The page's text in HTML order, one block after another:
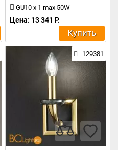
GU10 x 1 max 50W
Цена: 13 341 Р.
Купить
129381